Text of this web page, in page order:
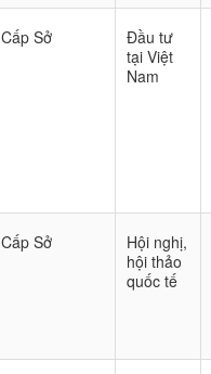
Cấp Sở
Đầu tư
tại Việt
Nam
Cấp Sở
Hội nghị,
hội thảo
quốc tế